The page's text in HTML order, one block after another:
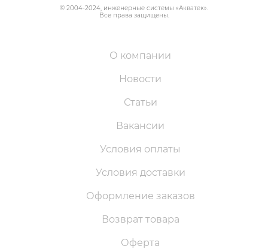
© 2004-2024, инженерные системы «Акватек».
Все права защищены.
О компании
Новости
Статьи
Вакансии
Условия оплаты
Условия доставки
Оформление заказов
Возврат товара
Оферта